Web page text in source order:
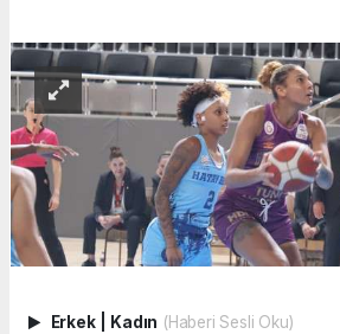
Erkek Kadın (Haberi Sesli Oku)